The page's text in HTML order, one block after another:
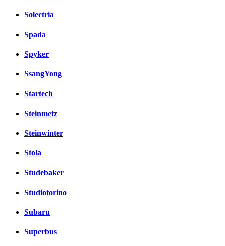
Solectria
Spada
Spyker
SsangYong
Startech
Steinmetz
Steinwinter
Stola
Studebaker
Studiotorino
Subaru
Superbus